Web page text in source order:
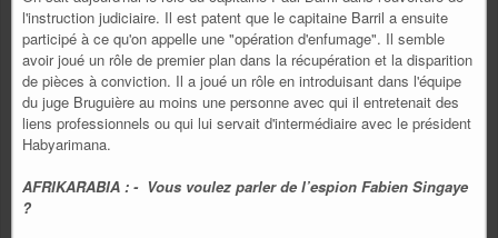
l'instruction judiciaire. Il est patent que le capitaine Barril a ensuite
participé à ce qu'on appelle une "opération d'enfumage". Il semble
avoir joué un rôle de premier plan dans la récupération et la disparition
de pièces à conviction. Il a joué un rôle en introduisant dans l'équipe
du juge Bruguière au moins une personne avec qui il entretenait des
liens professionnels ou qui lui servait d'intermédiaire avec le président
Habyarimana.
AFRIKARABIA : - Vous voulez parler de l’espion Fabien Singaye
?